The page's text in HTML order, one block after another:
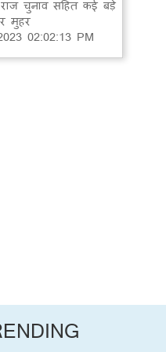
चुनाव सहित कई बड़े
मुहर
02:02:13 PM